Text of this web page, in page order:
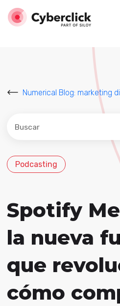
Numerical Blog: marketing
Este es un campo de
No hay sugerencias
Podcasting
Spotify
la nueva
que
cómo